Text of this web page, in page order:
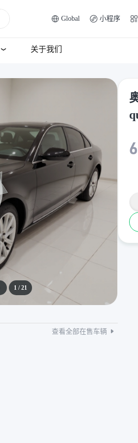
Global 小程序
关于我们
1/21
查看全部在售车辆